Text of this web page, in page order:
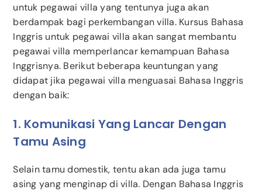
untuk pegawai villa yang tentunya juga akan
berdampak bagi perkembangan villa. Kursus Bahasa
Inggris untuk pegawai villa akan sangat membantu
pegawai villa memperlancar kemampuan Bahasa
Inggrisnya. Berikut beberapa keuntungan yang
didapat jika pegawai villa menguasai Bahasa Inggris
dengan baik:
1. Komunikasi Yang Lancar Dengan
Tamu Asing
Selain tamu domestik, tentu akan ada juga tamu
asing yang menginap di villa. Dengan Bahasa Inggris